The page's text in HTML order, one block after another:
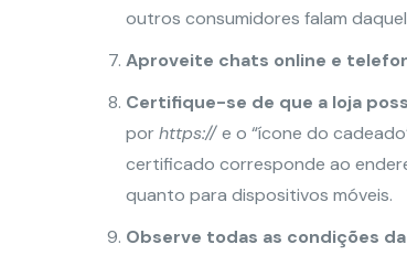
outros consumidores falam
Aproveite chats online e
Certifique-se de que a loja
porhttps://e o “ícone do
certificado corresponde ao
quanto para dispositivos móveis.
Observe todas as condições